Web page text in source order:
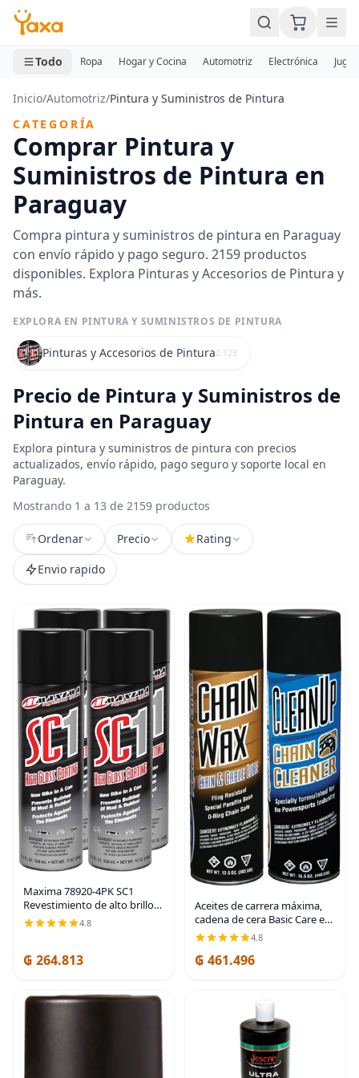
MINI CARRITO
0 productos
Todo Ropa Hogar y Cocina Automotriz Electrónica
Inicio/Automotriz/Pintura y Suministros de Pintura
CATEGORÍA
Comprar Pintura y
Suministros de Pintura en
Paraguay
Compra pintura y suministros de pintura en Paraguay
con envío rápido y pago seguro. 2159 productos
disponibles. Explora Pinturas y Accesorios de Pintura y
más.
EXPLORA EN PINTURA Y SUMINISTROS DE PINTURA
Pinturas y Accesorios de Pintura2.123
Precio de Pintura y Suministros de
Pintura en Paraguay
Explora pintura y suministros de pintura con precios
actualizados, envío rápido, pago seguro y soporte local en
Paraguay.
Mostrando 1 a 13 de 2159 productos
Ordenar Precio
Rating
Envio rapido
Maxima 78920-4PK SC1
Revestimiento de alto brillo
68.8 FL. OZ. 2032 mL - PESO
NETO 48 OZ. (1360g), 4-Pack |
4.8
₲ 264.813
Aceites de carrera máxima,
cadena de cera Basic Care en
aerosol, kit de combo de 29
FL oz, Paquete de 2
4.8
₲ 461.496